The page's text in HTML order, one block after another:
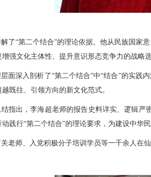
了“第二个结合”的理论依据。他从民族国家
强文化主体性、提升意识形态竞争力的战略选
面深入剖析了“第二个结合”中“结合”的实践
既往、引领方向的新文化范式。
指出，李海超老师的报告史料详实、逻辑严
践行“第二个结合”的理论要求，为建设中华
老师、入党积极分子培训学员等一千余人在